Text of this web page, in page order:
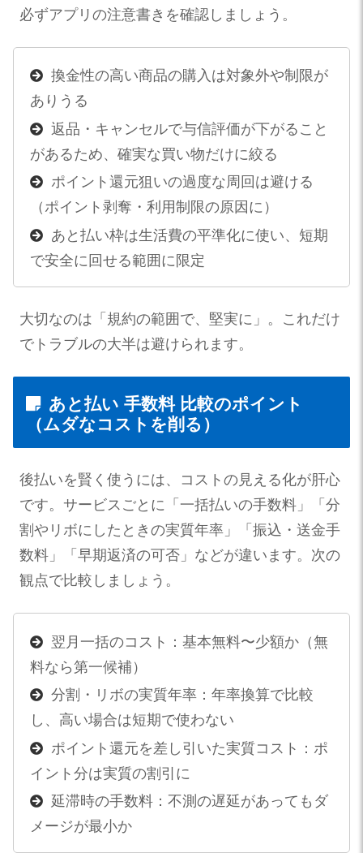
必ずアプリの注意書きを確認しましょう。
換金性の高い商品の購入は対象外や制限が
ありうる
返品・キャンセルで与信評価が下がること
があるため、確実な買い物だけに絞る
ポイント還元狙いの過度な周回は避ける
（ポイント剥奪・利用制限の原因に）
あと払い枠は生活費の平準化に使い、短期
で安全に回せる範囲に限定
大切なのは「規約の範囲で、堅実に」。これだけ
でトラブルの大半は避けられます。
あと払い 手数料 比較のポイント
（ムダなコストを削る）
後払いを賢く使うには、コストの見える化が肝心
です。サービスごとに「一括払いの手数料」「分
割やリボにしたときの実質年率」「振込・送金手
数料」「早期返済の可否」などが違います。次の
観点で比較しましょう。
翌月一括のコスト：基本無料〜少額か（無
料なら第一候補）
分割・リボの実質年率：年率換算で比較
し、高い場合は短期で使わない
ポイント還元を差し引いた実質コスト：ポ
イント分は実質の割引に
延滞時の手数料：不測の遅延があってもダ
メージが最小か